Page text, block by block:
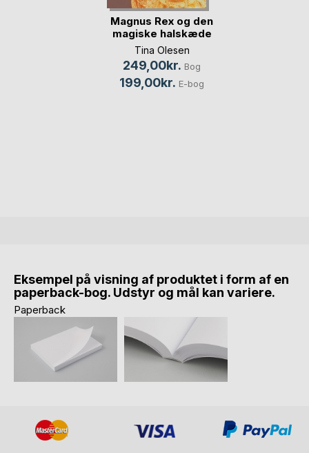
Magnus Rex og den
magiske halskæde
Tina Olesen
249,00kr. Bog
199,00kr. E-bog
Eksempel på visning af produktet i form af en
paperback-bog. Udstyr og mål kan variere.
Paperback